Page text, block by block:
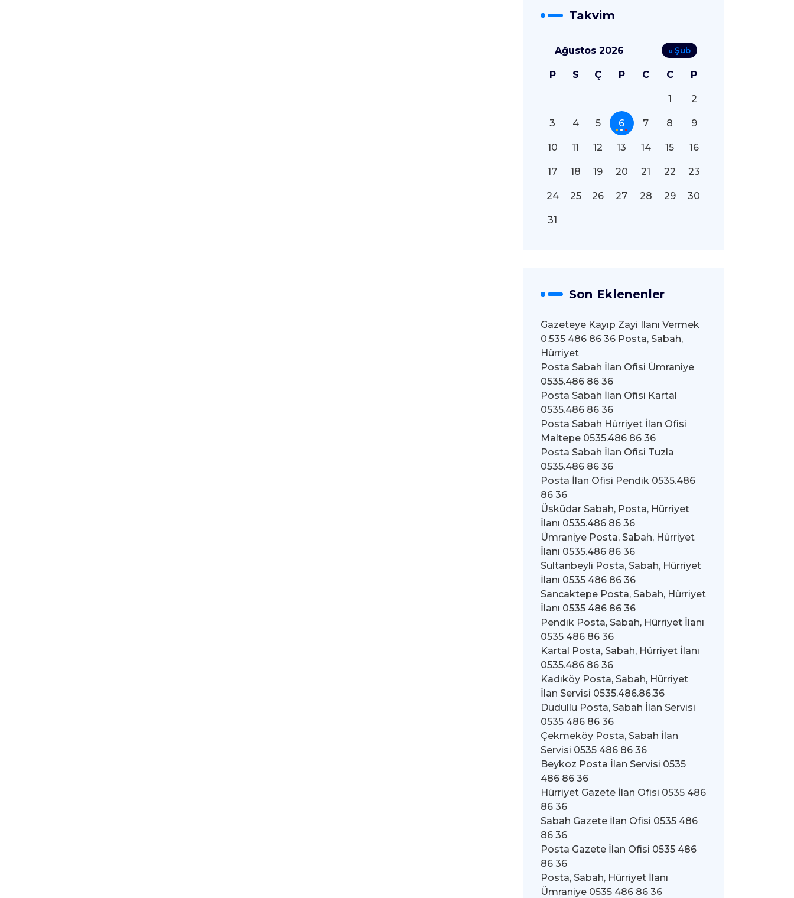
Takvim
Ağustos 2026
P S Ç P C C P
1 2
3 4 5 6 7 8 9
10 11 12 13 14 15 16
17 18 19 20 21 22 23
24 25 26 27 28 29 30
31
« Şub
Son Eklenenler
Gazeteye Kayıp Zayi Ilanı Vermek
0.535 486 86 36 Posta, Sabah,
Hürriyet
Posta Sabah İlan Ofisi Ümraniye
0535.486 86 36
Posta Sabah İlan Ofisi Kartal
0535.486 86 36
Posta Sabah Hürriyet İlan Ofisi
Maltepe 0535.486 86 36
Posta Sabah İlan Ofisi Tuzla
0535.486 86 36
Posta İlan Ofisi Pendik 0535.486
86 36
Üsküdar Sabah, Posta, Hürriyet
İlanı 0535.486 86 36
Ümraniye Posta, Sabah, Hürriyet
İlanı 0535.486 86 36
Sultanbeyli Posta, Sabah, Hürriyet
İlanı 0535 486 86 36
Sancaktepe Posta, Sabah, Hürriyet
İlanı 0535 486 86 36
Pendik Posta, Sabah, Hürriyet İlanı
0535 486 86 36
Kartal Posta, Sabah, Hürriyet İlanı
0535.486 86 36
Kadıköy Posta, Sabah, Hürriyet
İlan Servisi 0535.486.86.36
Dudullu Posta, Sabah İlan Servisi
0535 486 86 36
Çekmeköy Posta, Sabah İlan
Servisi 0535 486 86 36
Beykoz Posta İlan Servisi 0535
486 86 36
Hürriyet Gazete İlan Ofisi 0535 486
86 36
Sabah Gazete İlan Ofisi 0535 486
86 36
Posta Gazete İlan Ofisi 0535 486
86 36
Posta, Sabah, Hürriyet İlanı
Ümraniye 0535 486 86 36